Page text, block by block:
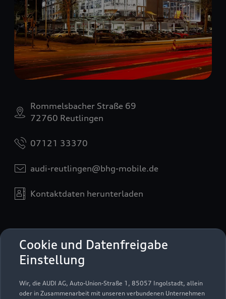
Cookie und Datenfreigabe
Einstellung
Wir, die AUDI AG, Auto-Union-Straße 1, 85057 Ingolstadt, allein
oder in Zusammenarbeit mit unseren verbundenen Unternehmen
Rommelsbacher Straße 69
72760 Reutlingen
07121 33370
audi-reutlingen@bhg-mobile.de
Kontaktdaten herunterladen
Öffnungszeiten
Geöffnet bis18:00